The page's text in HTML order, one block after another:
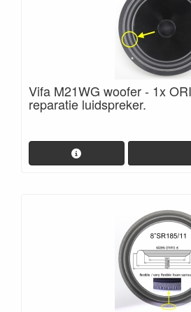
Vifa M21WG woofer - 1x
reparatie luidspreker.